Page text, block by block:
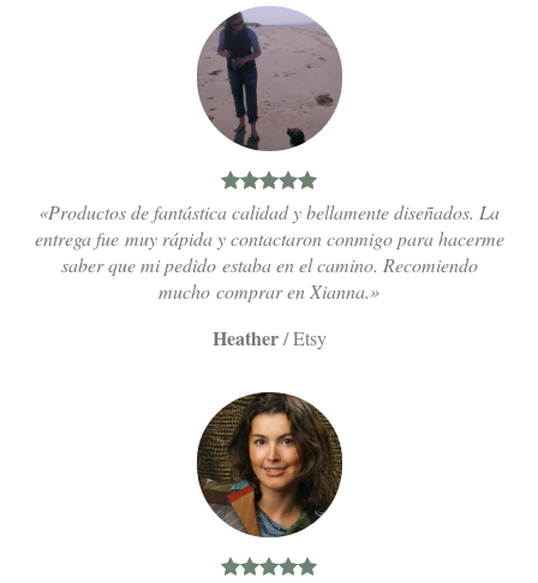
«Productos de fantástica calidad y bellamente diseñados. La
entrega fue muy rápida y contactaron conmigo para hacerme
saber que mi pedido estaba en el camino. Recomiendo
mucho comprar en Xianna.»
Heather /Etsy